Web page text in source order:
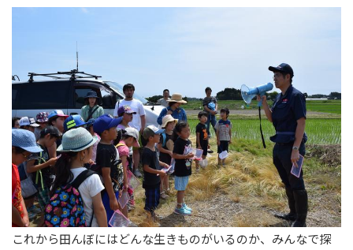
これから田んぼにはどんな生きものがいるのか、みんなで探